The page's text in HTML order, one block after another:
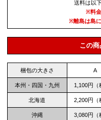
送料は以
※料
※離島は島
この
梱包の大きさ A
本州・四国・九州 1,100円（
北海道 2,200円（
沖縄 3,080円（